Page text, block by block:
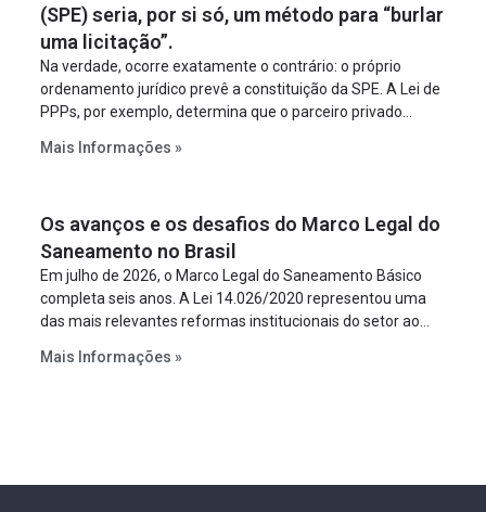
(SPE) seria, por si só, um método para “burlar
uma licitação”.
Na verdade, ocorre exatamente o contrário: o próprio
ordenamento jurídico prevê a constituição da SPE. A Lei de
PPPs, por exemplo, determina que o parceiro privado
empreendimento. Ou seja, a suposta “fraude à licitação” é
projeto a projeto.
Mais Informações »
Os avanços e os desafios do Marco Legal do
Saneamento no Brasil
Em julho de 2026, o Marco Legal do Saneamento Básico
completa seis anos. A Lei 14.026/2020 representou uma
das mais relevantes reformas institucionais do setor ao
serviços, ampliar a participação da iniciativa privada,
Mais Informações »